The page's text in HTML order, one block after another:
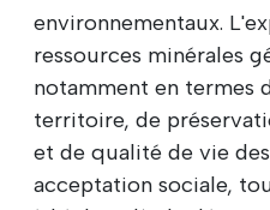
environnementaux.
ressources minérales
notamment en termes
territoire, de
et de qualité de vie
acceptation sociale,